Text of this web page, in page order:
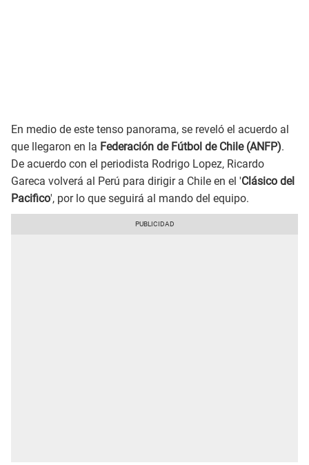
En medio de este tenso panorama, se reveló el acuerdo al
que llegaron en la Federación de Fútbol de Chile (ANFP).
De acuerdo con el periodista Rodrigo Lopez, Ricardo
Gareca volverá al Perú para dirigir a Chile en el 'Clásico del
Pacifico', por lo que seguirá al mando del equipo.